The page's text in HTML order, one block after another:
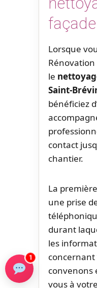
façade
Lorsque
le
Saint-
bénéficiez
contact
chantier.
La
une prise
durant
les
convenons
vous à
1